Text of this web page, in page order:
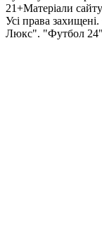
21+Матеріали
Усi права
Люкс". "Футбол